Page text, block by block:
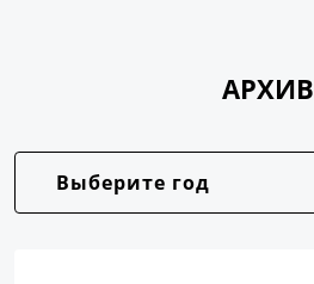
АРХИВ
Выберите год